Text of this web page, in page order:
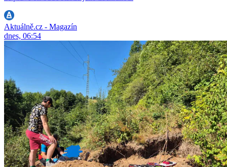
Aktuálně.cz - Magazín
dnes, 06:54